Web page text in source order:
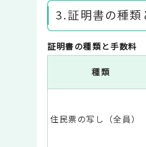
3.証明書の種類
種類
証明書の種類と手数料
住民票の写し（全員）